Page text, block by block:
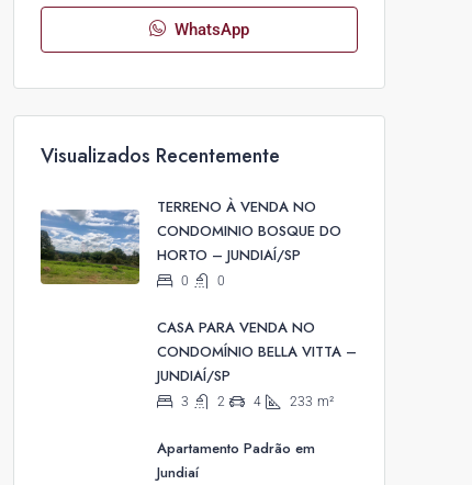
WhatsApp
Visualizados Recentemente
TERRENO À VENDA NO
CONDOMINIO BOSQUE DO
HORTO – JUNDIAÍ/SP
0 0
CASA PARA VENDA NO
CONDOMÍNIO BELLA VITTA –
JUNDIAÍ/SP
3 2 4 233 m²
Apartamento Padrão em
Jundiaí